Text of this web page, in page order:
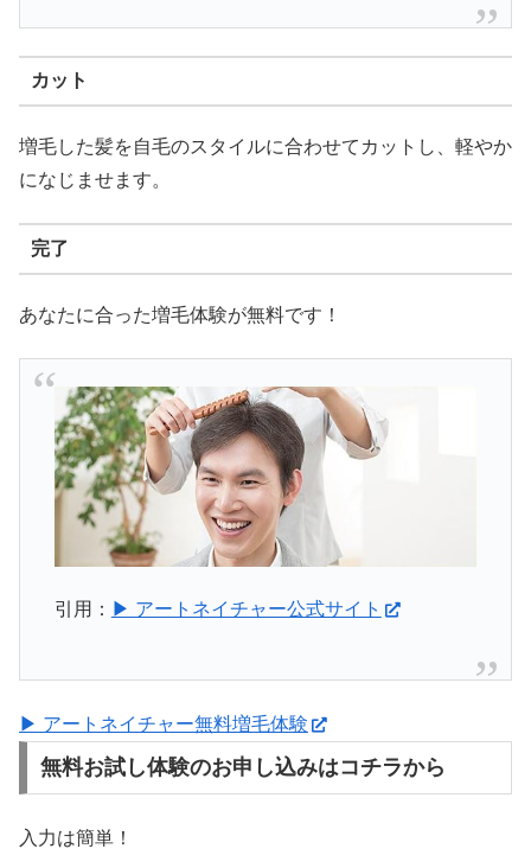
カット
増毛した髪を自毛のスタイルに合わせてカットし、軽やか
になじませます。
完了
あなたに合った増毛体験が無料です！
引用： ▶ アートネイチャー公式サイト
▶ アートネイチャー無料増毛体験
無料お試し体験のお申し込みはコチラから
入力は簡単！